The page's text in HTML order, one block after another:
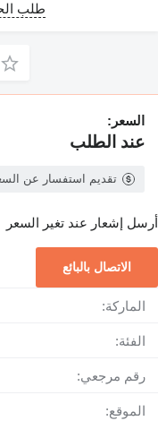
طلب
السعر:
عند الطلب
تقديم استفسار عن
أرسل إشعار عند تغير السعر
الاتصال بالبائع
الماركة:
الفئة:
رقم مرجعي:
الموقع: